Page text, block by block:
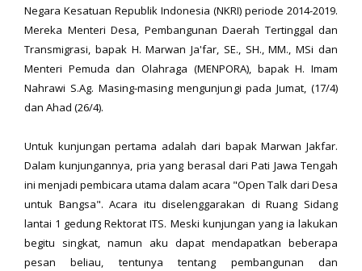
Negara Kesatuan Republik Indonesia (NKRI) periode 2014-2019.
Mereka Menteri Desa, Pembangunan Daerah Tertinggal dan
Transmigrasi, bapak H. Marwan Ja'far, SE., SH., MM., MSi dan
Menteri Pemuda dan Olahraga (MENPORA), bapak H. Imam
Nahrawi S.Ag. Masing-masing mengunjungi pada Jumat, (17/4)
dan Ahad (26/4).
Untuk kunjungan pertama adalah dari bapak Marwan Jakfar.
Dalam kunjungannya, pria yang berasal dari Pati Jawa Tengah
ini menjadi pembicara utama dalam acara "Open Talk dari Desa
untuk Bangsa". Acara itu diselenggarakan di Ruang Sidang
lantai 1 gedung Rektorat ITS. Meski kunjungan yang ia lakukan
begitu singkat, namun aku dapat mendapatkan beberapa
pesan beliau, tentunya tentang pembangunan dan